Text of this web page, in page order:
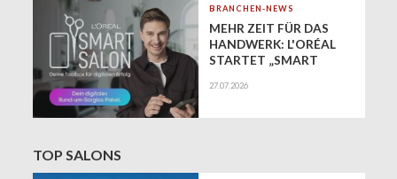
BRANCHEN-NEWS
MEHR ZEIT FÜR DAS
HANDWERK: L'ORÉAL
STARTET „SMART
EXKLUSIVEN BUSINESS-
27.07.2026
TOP SALONS